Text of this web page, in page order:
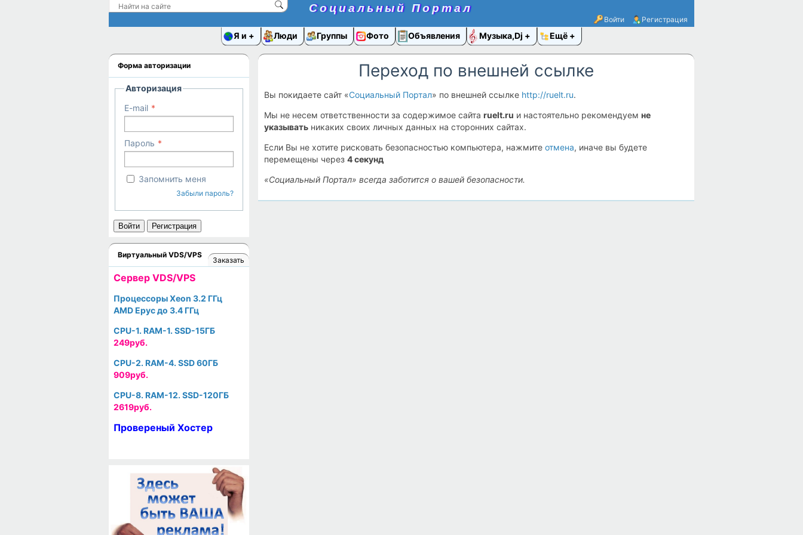
Социальный Портал
Войти Регистрация
Я и Люди Группы Фото Объявления Музыка,Dj Ещё
Переход по внешней ссылке
Вы покидаете сайт «Социальный Портал» по внешней ссылке http://ruelt.ru.
Мы не несем ответственности за содержимое сайта ruelt.ru и настоятельно рекомендуем не
указывать никаких своих личных данных на сторонних сайтах.
Если Вы не хотите рисковать безопасностью компьютера, нажмите отмена, иначе вы будете
перемещены через 4секунд
«Социальный Портал» всегда заботится о вашей безопасности.
Форма авторизации
Авторизация
E-mail
Пароль
Запомнить меня
Забыли пароль?
Войти Регистрация
Виртуальный VDS/VPS
Заказать
Cервер VDS/VPS
Процессоры Xeon 3.2 ГГц
AMD Epyc до 3.4 ГГц
CPU-1. RAM-1. SSD-15ГБ
249руб.
CPU-2. RAM-4. SSD 60ГБ
909руб.
CPU-8. RAM-12. SSD-120ГБ
2619руб.
Провереный Хостер